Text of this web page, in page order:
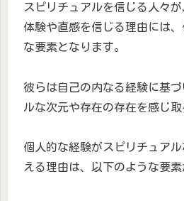
スピリチュアルを信じる人々
体験や直感を信じる理由には
な要素となります。
彼らは自己の内なる経験に基
ルな次元や存在の存在を感じ取
個人的な経験がスピリチュア
える理由は、以下のような要素